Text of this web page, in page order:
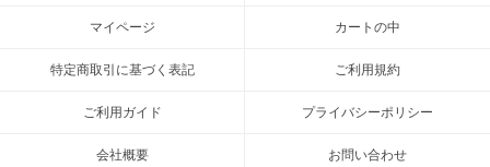
マイページ カートの中
特定商取引に基づく表記 ご利用規約
ご利用ガイド プライバシーポリシー
会社概要 お問い合わせ